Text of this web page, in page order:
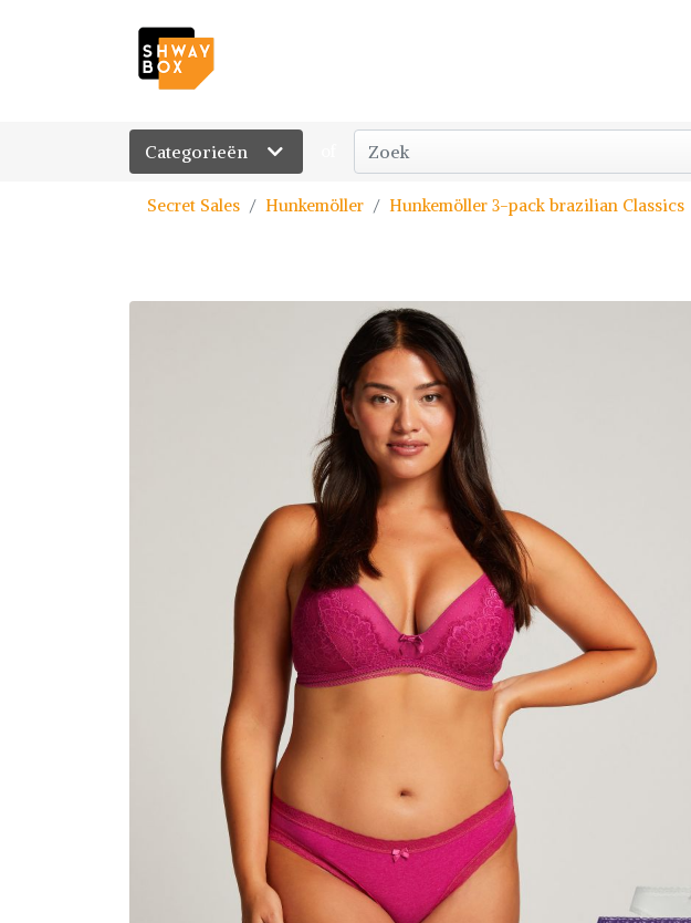
Categorieën
Secret Sales Hunkemöller Hunkemöller 3-pack brazilian Classics